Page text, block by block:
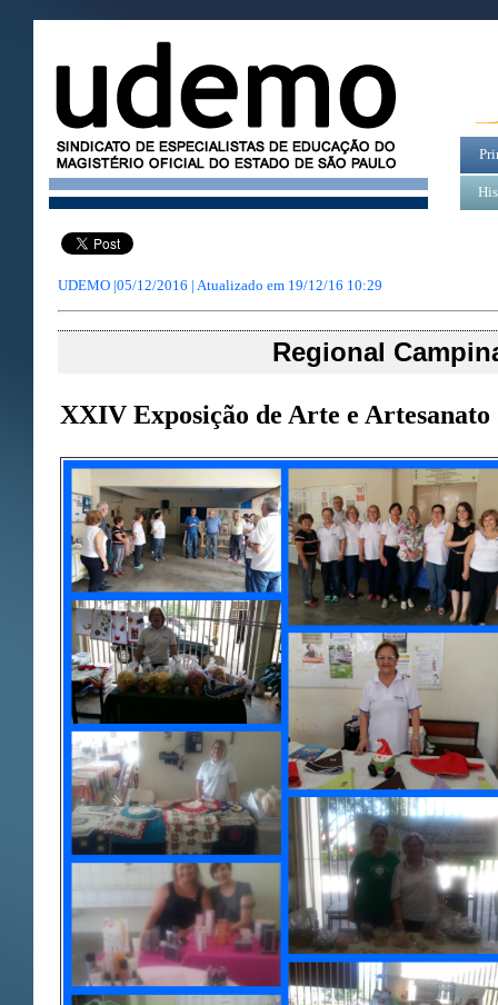
UDEMO |05/12/2016 | Atualizado em 19/12/16 10:29
Regional
XXIV Exposição de Arte e Artesanato